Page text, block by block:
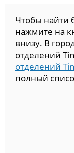
Чтобы найти
нажмите на
внизу. В
отделений
отделений
полный